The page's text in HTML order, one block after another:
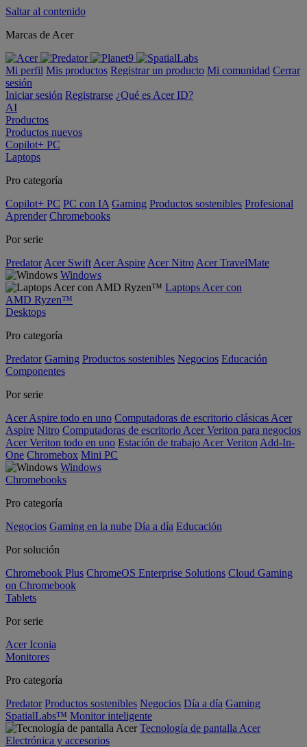
Saltar al contenido
Marcas de Acer
Mi perfil Mis productos Registrar un producto Mi comunidad Cerrar
sesión
Iniciar sesión Registrarse ¿Qué es Acer ID?
AI
Productos
Productos nuevos
Copilot+ PC
Laptops
Pro categoría
Copilot+ PC PC con IA Gaming Productos sostenibles Profesional
Aprender Chromebooks
Por serie
Predator Acer Swift Acer Aspire Acer Nitro Acer TravelMate
Windows
Laptops Acer con
AMD Ryzen™
Desktops
Pro categoría
Predator Gaming Productos sostenibles Negocios Educación
Componentes
Por serie
Acer Aspire todo en uno Computadoras de escritorio clásicas Acer
Aspire Nitro Computadoras de escritorio Acer Veriton para negocios
Acer Veriton todo en uno Estación de trabajo Acer Veriton Add-In-
One Chromebox Mini PC
Windows
Chromebooks
Pro categoría
Negocios Gaming en la nube Día a día Educación
Por solución
Chromebook Plus ChromeOS Enterprise Solutions Cloud Gaming
on Chromebook
Tablets
Por serie
Acer Iconia
Monitores
Pro categoría
Predator Productos sostenibles Negocios Día a día Gaming
SpatialLabs™ Monitor inteligente
Tecnología de pantalla Acer
Electrónica y accesorios